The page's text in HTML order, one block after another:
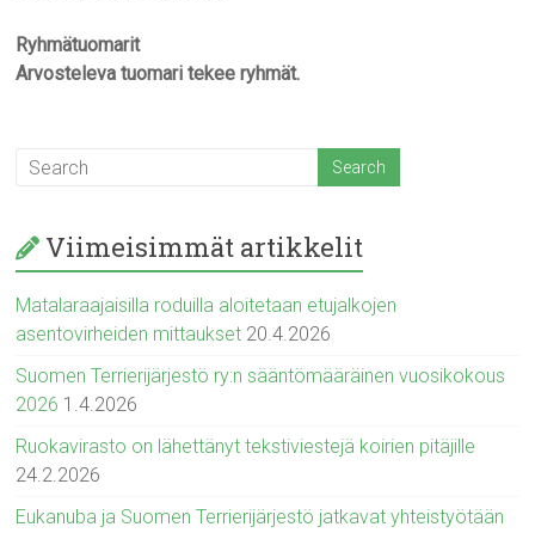
Ryhmätuomarit
Arvosteleva tuomari tekee ryhmät.
Viimeisimmät artikkelit
Matalaraajaisilla roduilla aloitetaan etujalkojen
asentovirheiden mittaukset 20.4.2026
Suomen Terrierijärjestö ry:n sääntömääräinen vuosikokous
2026 1.4.2026
Ruokavirasto on lähettänyt tekstiviestejä koirien pitäjille
24.2.2026
Eukanuba ja Suomen Terrierijärjestö jatkavat yhteistyötään